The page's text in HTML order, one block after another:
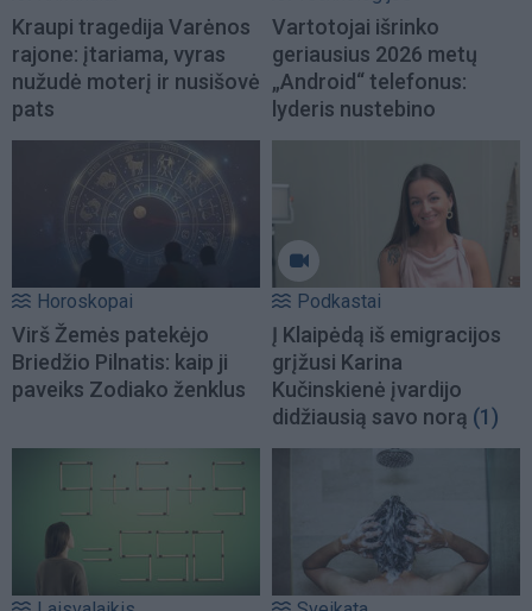
Kraupi tragedija Varėnos
rajone: įtariama, vyras
nužudė moterį ir nusišovė
pats
Vartotojai išrinko
geriausius 2026 metų
„Android“ telefonus:
lyderis nustebino
Horoskopai
Virš Žemės patekėjo
Briedžio Pilnatis: kaip ji
paveiks Zodiako ženklus
Podkastai
Į Klaipėdą iš emigracijos
grįžusi Karina
Kučinskienė įvardijo
didžiausią savo norą (1)